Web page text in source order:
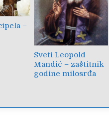
–
Sveti Leopold
Mandić – zaštitnik
godine milosrđa